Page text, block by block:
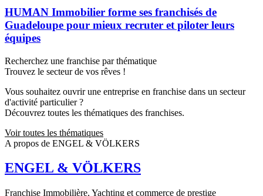
HUMAN Immobilier forme ses franchisés de
Guadeloupe pour mieux recruter et piloter leurs
équipes
Recherchez une franchise par thématique
Trouvez le secteur de vos rêves !
Vous souhaitez ouvrir une entreprise en franchise dans un secteur
d'activité particulier ?
Découvrez toutes les thématiques des franchises.
Voir toutes les thématiques
A propos de ENGEL & VÖLKERS
ENGEL & VÖLKERS
Franchise Immobilière, Yachting et commerce de prestige